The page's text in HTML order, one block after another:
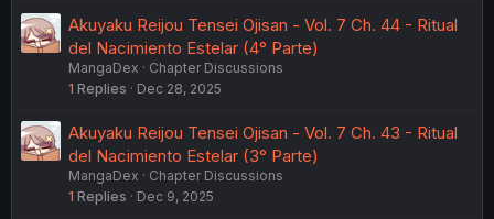
Akuyaku Reijou Tensei Ojisan - Vol. 7 Ch. 44 - Ritual
del Nacimiento Estelar (4° Parte)
MangaDex
Chapter Discussions
1 Replies Dec 28, 2025
Akuyaku Reijou Tensei Ojisan - Vol. 7 Ch. 43 - Ritual
del Nacimiento Estelar (3° Parte)
MangaDex
Chapter Discussions
1 Replies Dec 9, 2025